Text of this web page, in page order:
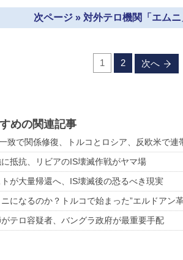
次ページ » 対外テロ機関「エム
1 2 次へ
めの関連記事
致で関係修復、トルコとロシア、反欧米で連
抵抗、リビアのIS壊滅作戦がヤマ場
が大量帰還へ、IS壊滅後の恐るべき現実
になるのか？トルコで始まった”エルドアン
テロ容疑者、バングラ政府が最重要手配